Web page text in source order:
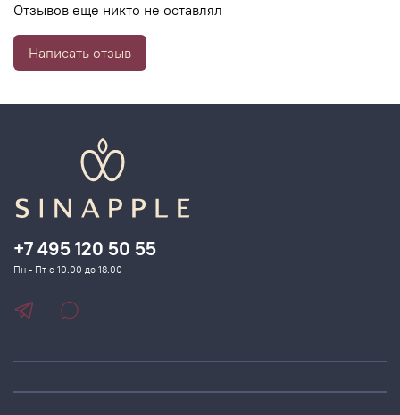
Масло авокадо стимулирует кровоток и очищает
закупоренные фолликулы, одновременно увлажняя
кожу головы и волосы.
нейтрализуют свободные радикалы, которые могут
повредить волосы и кожу головы.
Экстракт клюквы смягчает и питает волосы,
противовоспалительными и антибактериальными
свойствами.
Креатин является исключительным средством для
волос.
Отзывов еще никто не оставлял
Написать отзыв
+7 495 120 50 55
Пн - Пт с 10.00 до 18.00